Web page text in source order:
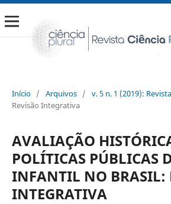
Início / Arquivos / v. 5 n. 1 (2019):
Revisão Integrativa
AVALIAÇÃO
POLÍTICAS PÚBLICAS
INFANTIL NO BRASIL:
INTEGRATIVA